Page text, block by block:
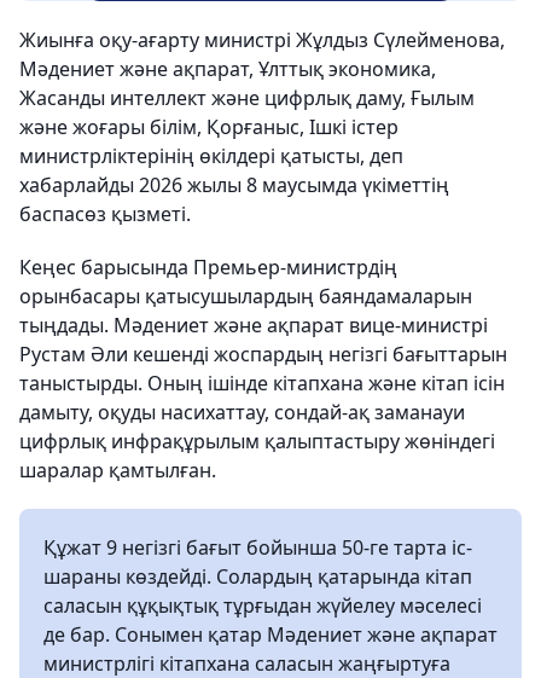
Жиынға оқу-ағарту министрі Жұлдыз Сүлейменова,
Мәдениет және ақпарат, Ұлттық экономика,
Жасанды интеллект және цифрлық даму, Ғылым
және жоғары білім, Қорғаныс, Ішкі істер
министрліктерінің өкілдері қатысты, деп
хабарлайды 2026 жылы 8 маусымда үкіметтің
баспасөз қызметі.
Кеңес барысында Премьер-министрдің
орынбасары қатысушылардың баяндамаларын
тыңдады. Мәдениет және ақпарат вице-министрі
Рустам Әли кешенді жоспардың негізгі бағыттарын
таныстырды. Оның ішінде кітапхана және кітап ісін
дамыту, оқуды насихаттау, сондай-ақ заманауи
цифрлық инфрақұрылым қалыптастыру жөніндегі
шаралар қамтылған.
Құжат 9 негізгі бағыт бойынша 50-ге тарта іс-
шараны көздейді. Солардың қатарында кітап
саласын құқықтық тұрғыдан жүйелеу мәселесі
де бар. Сонымен қатар Мәдениет және ақпарат
министрлігі кітапхана саласын жаңғыртуға